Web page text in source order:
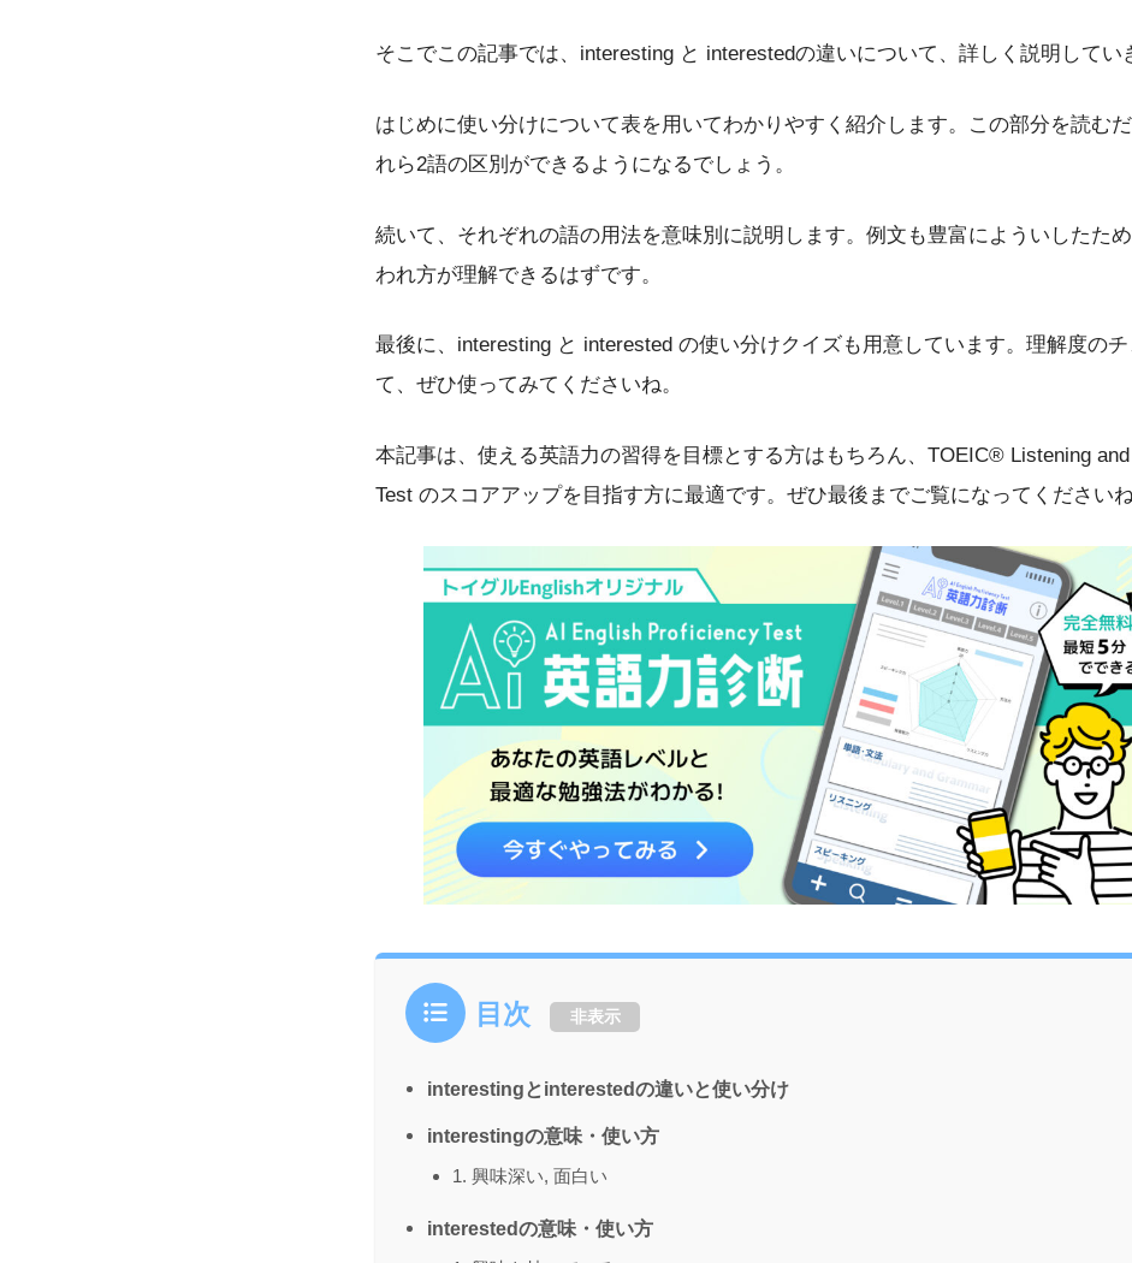
そこでこの記事では、interesting と interestedの違いについて、詳しく説明してい
はじめに使い分けについて表を用いてわかりやすく紹介します。この部分を読む
れら2語の区別ができるようになるでしょう。
続いて、それぞれの語の用法を意味別に説明します。例文も豊富によういしたた
われ方が理解できるはずです。
最後に、interesting と interested の使い分けクイズも用意しています。理解度の
て、ぜひ使ってみてくださいね。
本記事は、使える英語力の習得を目標とする方はもちろん、TOEIC® Listening
Test のスコアアップを目指す方に最適です。ぜひ最後までご覧になってくださいね
目次 非表示
interestingとinterestedの違いと使い分け
interestingの意味・使い方
1. 興味深い, 面白い
interestedの意味・使い方